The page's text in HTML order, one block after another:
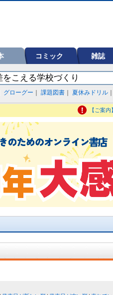
コミック 雑誌
グローグー 課題図書 夏休みドリル
【ご案